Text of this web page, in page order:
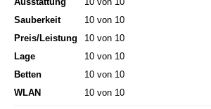
Sauberkeit
10 von 10
Preis/Leistung
10 von 10
Lage
10 von 10
Betten
10 von 10
WLAN
10 von 10